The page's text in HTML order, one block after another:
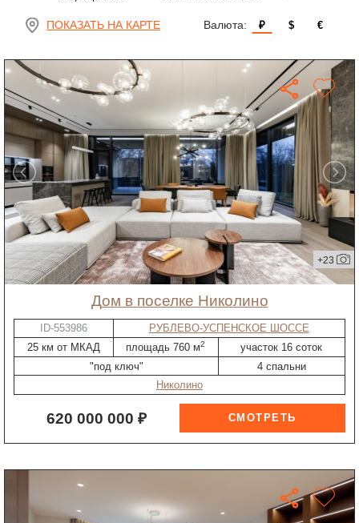
ПОКАЗАТЬ НА КАРТЕ Валюта: ₽ $ €
+23
дом в поселке Николино
ID-553986
РУБЛЕВО-УСПЕНСКОЕ ШОССЕ
25 км от МКАД
площадь 760 м2
участок 16 соток
"под ключ"
4 спальни
Николино
620 000 000 ₽